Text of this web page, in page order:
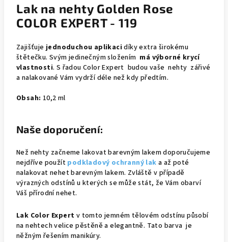
Lak na nehty Golden Rose
COLOR EXPERT - 119
Zajišťuje jednoduchou aplikaci díky extra širokému
štětečku. Svým jedinečným složením má výborné krycí
vlastnosti. S řadou Color Expert budou vaše nehty zářivé
a nalakované Vám vydrží déle než kdy předtím.
Obsah: 10,2 ml
Naše doporučení:
Než nehty začneme lakovat barevným lakem doporučujeme
nejdříve použít podkladový ochranný lak a až poté
nalakovat nehet barevným lakem. Zvláště v případě
výrazných odstínů u kterých se může stát, že Vám obarví
Váš přírodní nehet.
Lak Color Expert v tomto jemném tělovém odstínu působí
na nehtech velice pěstěně a elegantně. Tato barva je
něžným řešením manikúry.